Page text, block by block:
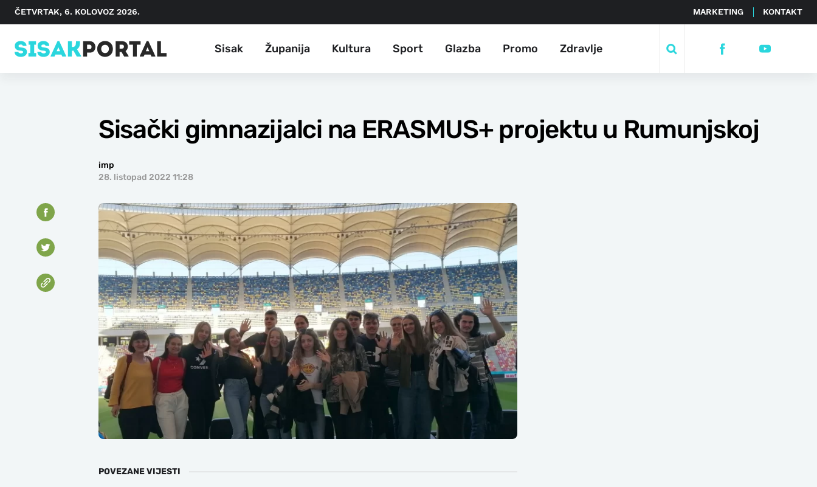
ČETVRTAK, 6. KOLOVOZ 2026. MARKETING KONTAKT
Sisak Županija Kultura Sport Glazba Promo Zdravlje
Sisački gimnazijalci na ERASMUS+ projektu u Rumunjskoj
imp
28. listopad 2022 11:28
POVEZANE VIJESTI